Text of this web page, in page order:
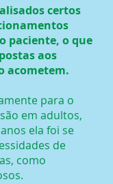
certos
paciente, o que
aos
acometem.
para o
em adultos,
ela foi se
de
como